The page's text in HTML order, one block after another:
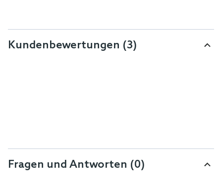
Kundenbewertungen (3)
Fragen und Antworten (0)